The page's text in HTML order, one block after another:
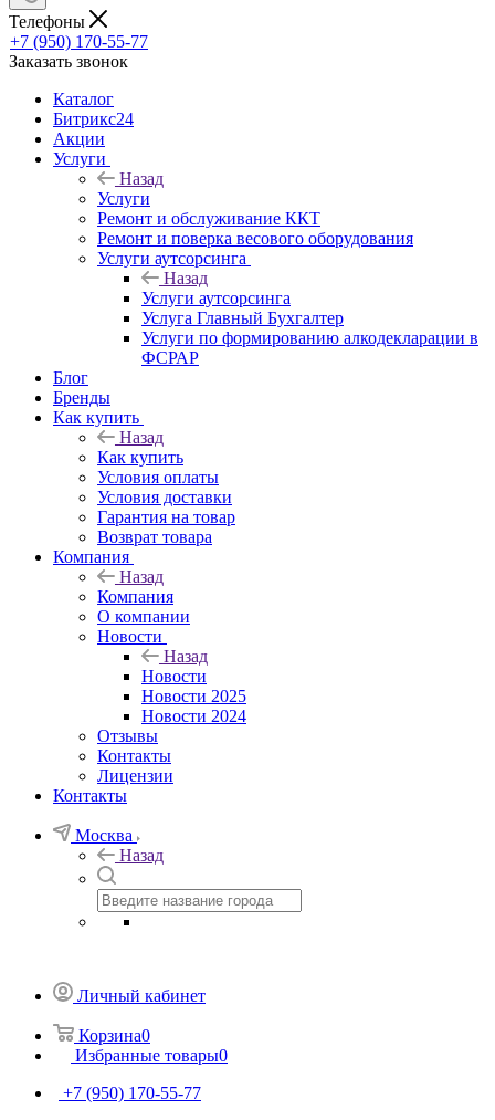
Телефоны
+7 (950) 170-55-77
Заказать звонок
Каталог
Битрикс24
Акции
Услуги
Назад
Услуги
Ремонт и обслуживание ККТ
Ремонт и поверка весового оборудования
Услуги аутсорсинга
Назад
Услуги аутсорсинга
Услуга Главный Бухгалтер
Услуги по формированию алкодекларации в
ФСРАР
Блог
Бренды
Как купить
Назад
Как купить
Условия оплаты
Условия доставки
Гарантия на товар
Возврат товара
Компания
Назад
Компания
О компании
Новости
Назад
Новости
Новости 2025
Новости 2024
Отзывы
Контакты
Лицензии
Контакты
Москва
Назад
Личный кабинет
Корзина0
Избранные товары0
+7 (950) 170-55-77